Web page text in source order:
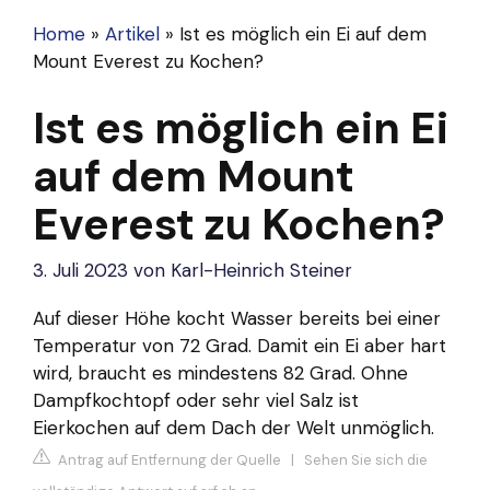
Home » Artikel » Ist es möglich ein Ei auf dem
Mount Everest zu Kochen?
Ist es möglich ein Ei
auf dem Mount
Everest zu Kochen?
3. Juli 2023 von Karl-Heinrich Steiner
Auf dieser Höhe kocht Wasser bereits bei einer
Temperatur von 72 Grad. Damit ein Ei aber hart
wird, braucht es mindestens 82 Grad. Ohne
Dampfkochtopf oder sehr viel Salz ist
Eierkochen auf dem Dach der Welt unmöglich.
Antrag auf Entfernung der Quelle | Sehen Sie sich die